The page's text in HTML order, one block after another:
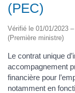
(PEC)
Vérifié le 01/01/2023
(Première ministre)
Le contrat unique
accompagnement
financière pour
notamment en